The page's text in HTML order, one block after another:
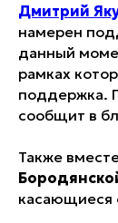
Дмитрий
намерен
данный
рамках
поддержка.
сообщит в
Также
касающиеся